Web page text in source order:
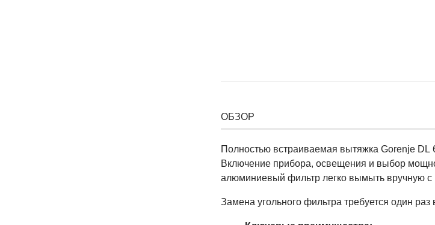
ОБЗОР
Полностью встраиваемая вытяжка Gorenje DL
Включение прибора, освещения и выбор
алюминиевый фильтр легко вымыть вручную
Замена угольного фильтра требуется один